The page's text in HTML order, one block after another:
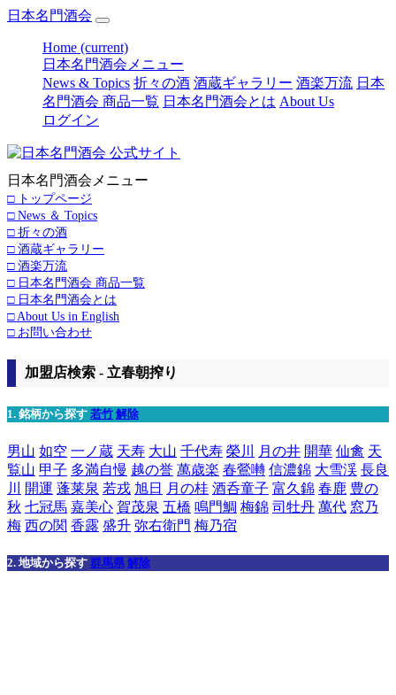
日本名門酒会
Home (current)
日本名門酒会メニュー
News & Topics 折々の酒 酒蔵ギャラリー 酒楽万流 日本
名門酒会 商品一覧 日本名門酒会とは About Us
ログイン
日本名門酒会メニュー
□ トップページ
□ News ＆ Topics
□ 折々の酒
□ 酒蔵ギャラリー
□ 酒楽万流
□ 日本名門酒会 商品一覧
□ 日本名門酒会とは
□ About Us in English
□ お問い合わせ
加盟店検索 - 立春朝搾り
1. 銘柄から探す 若竹 解除
男山 如空 一ノ蔵 天寿 大山 千代寿 榮川 月の井 開華 仙禽 天
覧山 甲子 多満自慢 越の誉 萬歳楽 春鶯囀 信濃錦 大雪渓 長良
川
開運 蓬莱泉 若戎 旭日 月の桂 酒呑童子 富久錦 春鹿 豊の
秋 七冠馬 嘉美心 賀茂泉 五橋 鳴門鯛 梅錦 司牡丹 萬代 窓乃
梅 西の関 香露 盛升 弥右衛門 梅乃宿
2. 地域から探す 群馬県 解除